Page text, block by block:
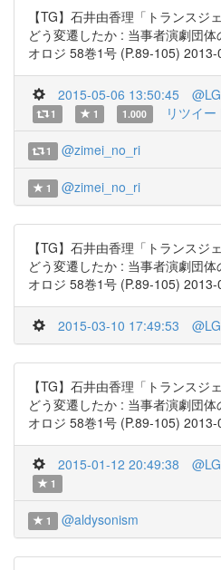
【TG】石井由香理「トランスジ
どう変遷したか : 当事者演劇団
オロジ 58巻1号 (P.89-105)
2015-05-06 13:50:45
1 1 1.000 リツイ
1 @zimei_no_ri
1 @zimei_no_ri
【TG】石井由香理「トランスジ
どう変遷したか : 当事者演劇団
オロジ 58巻1号 (P.89-105)
2015-03-10 17:49:53
【TG】石井由香理「トランスジ
どう変遷したか : 当事者演劇団
オロジ 58巻1号 (P.89-105)
2015-01-12 20:49:38
1
1 @aldysonism